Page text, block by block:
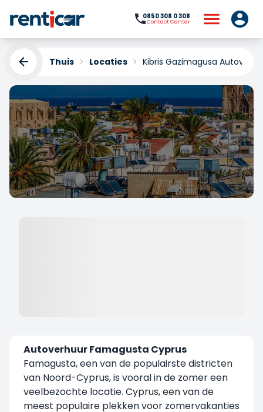
0850 308 0 308
Contact Center
Thuis Locaties Kibris Gazimagusa
Kibris Gazimagusa
Autoverhuur Famagusta Cyprus
Famagusta, een van de populairste districten
van Noord-Cyprus, is vooral in de zomer een
veelbezochte locatie. Cyprus, een van de
meest populaire plekken voor zomervakanties